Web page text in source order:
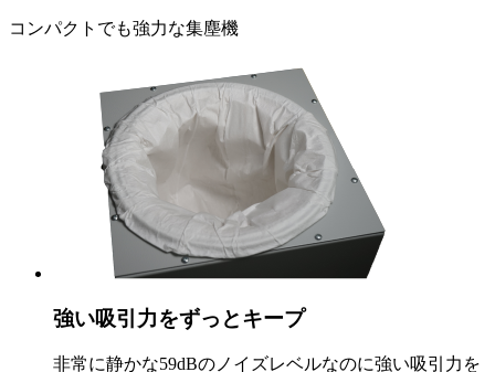
コンパクトでも強力な集塵機
強い吸引力をずっとキープ
非常に静かな59dBのノイズレベルなのに強い吸引力を